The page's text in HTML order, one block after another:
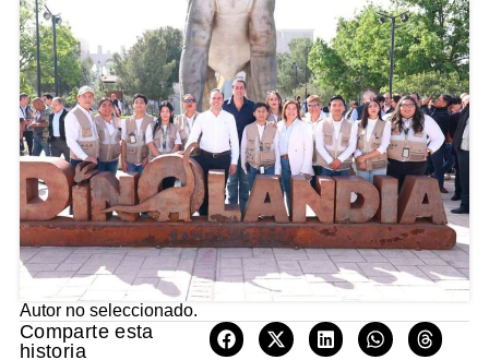
Autor no seleccionado.
Comparte esta
historia